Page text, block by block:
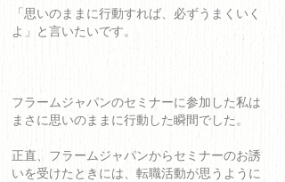
「思いのままに行動すれば、必ずうまくいく
よ」と言いたいです。
フラームジャパンのセミナーに参加した私は
まさに思いのままに行動した瞬間でした。
正直、フラームジャパンからセミナーのお誘
いを受けたときには、転職活動が思うように